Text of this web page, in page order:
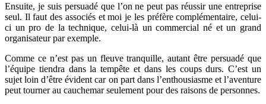
Ensuite, je suis persuadé que l’on ne peut pas réussir une entreprise
seul. Il faut des associés et moi je les préfère complémentaire, celui-
ci un pro de la technique, celui-là un commercial né et un grand
organisateur par exemple.
Comme ce n’est pas un fleuve tranquille, autant être persuadé que
l’équipe tiendra dans la tempête et dans les coups durs. C’est un
sujet loin d’être évident car on part dans l’enthousiasme et l’aventure
peut tourner au cauchemar seulement pour des raisons de personnes.